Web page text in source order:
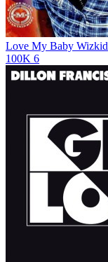
Love My Baby Wizkid
100K 6